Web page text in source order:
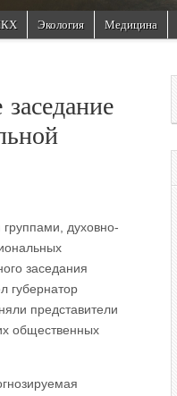
Экология Медицина
духовно-
заседания
губернатор
представители
общественных